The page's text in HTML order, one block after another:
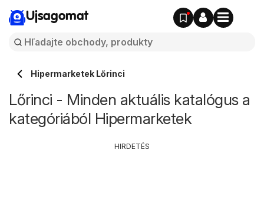
Ujsagomat
Hipermarketek Lőrinci
Lőrinci - Minden aktuális katalógus a
kategóriából Hipermarketek
HIRDETÉS